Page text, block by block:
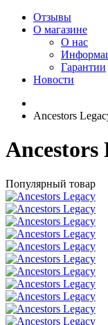
Отзывы
О магазине
О нас
Гарантии
Новости
Ancestors
Ancestors
Популярный товар